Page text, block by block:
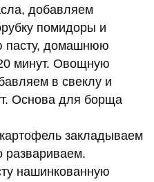
добавляем
помидоры и
пасту, домашнюю
минут. Овощную
в свеклу и
Основа для борща
закладываем
развариваем.
нашинкованную